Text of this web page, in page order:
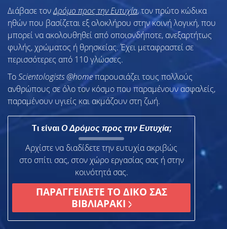
Διάβασε τονΔρόμο προς την Ευτυχία, τον πρώτο κώδικα
ηθών που βασίζεται εξ ολοκλήρου στην κοινή λογική, που
μπορεί να ακολουθηθεί από οποιονδήποτε, ανεξαρτήτως
φυλής, χρώματος ή θρησκείας. Έχει μεταφραστεί σε
περισσότερες από 110 γλώσσες.
ToScientologists @homeπαρουσιάζει τους πολλούς
ανθρώπους σε όλο τον κόσμο που παραμένουν ασφαλείς,
παραμένουν υγιείς και ακμάζουν στη ζωή.
Τι είναι Ο Δρόμος προς την Ευτυχία;
Αρχίστε να διαδίδετε την ευτυχία ακριβώς
στο σπίτι σας, στον χώρο εργασίας σας ή στην
κοινότητά σας.
ΠΑΡΑΓΓΕΙΛΕΤΕ ΤΟ ΔΙΚΟ ΣΑΣ
ΒΙΒΛΙΑΡΑΚΙ